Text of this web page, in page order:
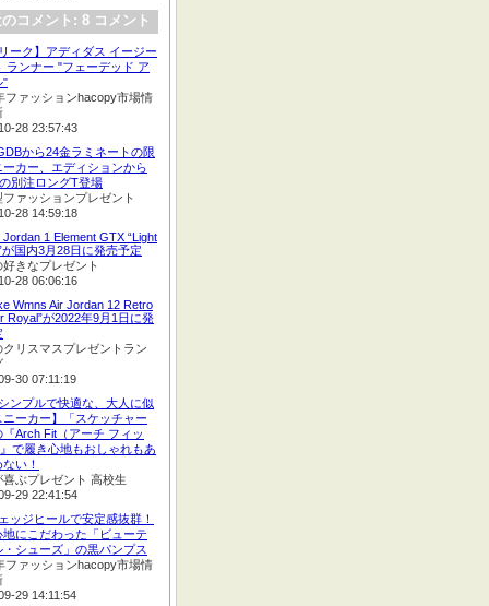
コメント: 8 コメント
ーク】アディダス イージー
ランナー "フェーデッド ア
"
ファッションhacopy市場情
28 23:57:43
から24金ラミネートの限
ーカー、エディションから
別注ロングT登場
ファッションプレゼント
28 14:59:18
Jordan 1 Element GTX “Light
が国内3月28日に発売予定
好きなプレゼント
28 06:06:16
Wmns Air Jordan 12 Retro
Royal”が2022年9月1日に発
クリスマスプレゼントラン
30 07:11:19
ンプルで快適な、大人に似
ニーカー】「スケッチャー
『Arch Fit（アーチ フィッ
で履き心地もおしゃれもあ
い！
喜ぶプレゼント 高校生
29 22:41:54
ッジヒールで安定感抜群！
地にこだわった「ビューテ
・シューズ」の黒パンプス
ファッションhacopy市場情
29 14:11:54